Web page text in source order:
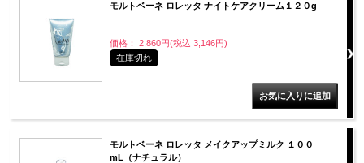
モルトベーネ ロレッタ ナイトケアクリーム１２０g
価格： 2,860円(税込 3,146円)
在庫切れ
モルトベーネ ロレッタ メイクアップミルク １００
mL（ナチュラル）